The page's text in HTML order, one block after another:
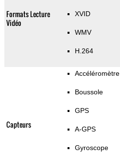
Formats Lecture
Vidéo
XVID
WMV
H.264
Capteurs
Accéléromètre
Boussole
GPS
A-GPS
Gyroscope